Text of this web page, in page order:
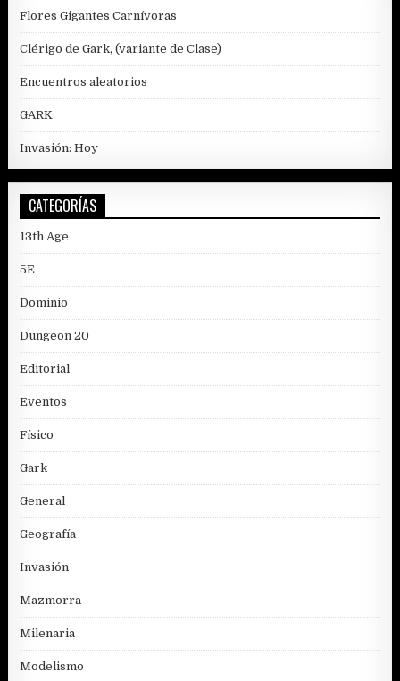
Flores Gigantes Carnívoras
Clérigo de Gark, (variante de Clase)
Encuentros aleatorios
GARK
Invasión: Hoy
CATEGORÍAS
13th Age
5E
Dominio
Dungeon 20
Editorial
Eventos
Físico
Gark
General
Geografía
Invasión
Mazmorra
Milenaria
Modelismo